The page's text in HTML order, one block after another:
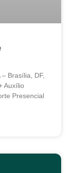
Brasília, DF,
Auxílio
Presencial